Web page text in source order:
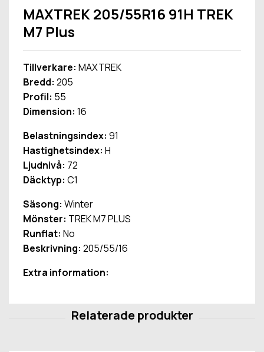
MAXTREK 205/55R16 91H TREK
M7 Plus
Tillverkare: MAXTREK
Bredd: 205
Profil: 55
Dimension: 16
Belastningsindex: 91
Hastighetsindex: H
Ljudnivå: 72
Däcktyp: C1
Säsong: Winter
Mönster: TREK M7 PLUS
Runflat: No
Beskrivning: 205/55/16
Extra information: